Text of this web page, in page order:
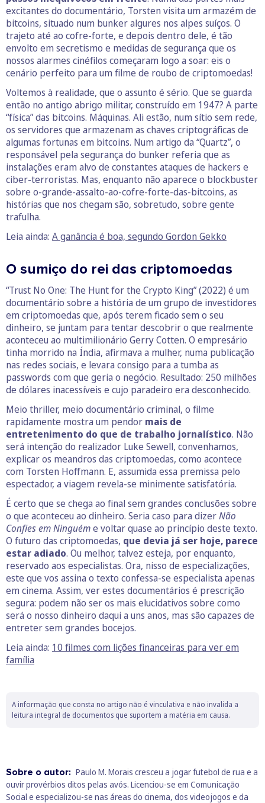
excitantes do documentário, Torsten visita um armazém de
bitcoins, situado num bunker algures nos alpes suíços. O
trajeto até ao cofre-forte, e depois dentro dele, é tão
envolto em secretismo e medidas de segurança que os
nossos alarmes cinéfilos começaram logo a soar: eis o
cenário perfeito para um filme de roubo de criptomoedas!
Voltemos à realidade, que o assunto é sério. Que se guarda
então no antigo abrigo militar, construído em 1947? A parte
“física” das bitcoins. Máquinas. Ali estão, num sítio sem rede,
os servidores que armazenam as chaves criptográficas de
algumas fortunas em bitcoins. Num artigo da “Quartz”, o
responsável pela segurança do bunker referia que as
instalações eram alvo de constantes ataques de hackers e
ciber-terroristas. Mas, enquanto não aparece o blockbuster
sobre o-grande-assalto-ao-cofre-forte-das-bitcoins, as
histórias que nos chegam são, sobretudo, sobre gente
trafulha.
Leia ainda: A ganância é boa, segundo Gordon Gekko
O sumiço do rei das criptomoedas
“Trust No One: The Hunt for the Crypto King” (2022) é um
documentário sobre a história de um grupo de investidores
em criptomoedas que, após terem ficado sem o seu
dinheiro, se juntam para tentar descobrir o que realmente
aconteceu ao multimilionário Gerry Cotten. O empresário
tinha morrido na Índia, afirmava a mulher, numa publicação
nas redes sociais, e levara consigo para a tumba as
passwords com que geria o negócio. Resultado: 250 milhões
de dólares inacessíveis e cujo paradeiro era desconhecido.
Meio thriller, meio documentário criminal, o filme
rapidamente mostra um pendor mais de
entretenimento do que de trabalho jornalístico. Não
será intenção do realizador Luke Sewell, convenhamos,
explicar os meandros das criptomoedas, como acontece
com Torsten Hoffmann. E, assumida essa premissa pelo
espectador, a viagem revela-se minimente satisfatória.
É certo que se chega ao final sem grandes conclusões sobre
o que aconteceu ao dinheiro. Seria caso para dizerNão
Confies em Ninguéme voltar quase ao princípio deste texto.
O futuro das criptomoedas, que devia já ser hoje, parece
estar adiado. Ou melhor, talvez esteja, por enquanto,
reservado aos especialistas. Ora, nisso de especializações,
este que vos assina o texto confessa-se especialista apenas
em cinema. Assim, ver estes documentários é prescrição
segura: podem não ser os mais elucidativos sobre como
será o nosso dinheiro daqui a uns anos, mas são capazes de
entreter sem grandes bocejos.
Leia ainda: 10 filmes com lições financeiras para ver em
família
A informação que consta no artigo não é vinculativa e não invalida a
leitura integral de documentos que suportem a matéria em causa.
Sobre o autor: Paulo M. Morais cresceu a jogar futebol de rua e a
ouvir provérbios ditos pelas avós. Licenciou-se em Comunicação
Social e especializou-se nas áreas do cinema, dos videojogos e da